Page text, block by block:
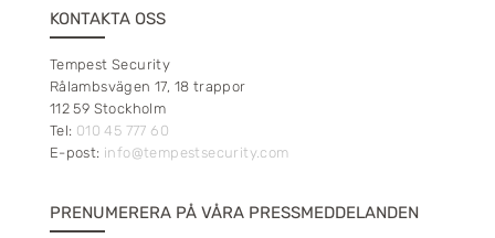
KONTAKTA OSS
Tempest Security
Rålambsvägen 17, 18 trappor
112 59 Stockholm
Tel: 010 45 777 60
E-post: info@tempestsecurity.com
PRENUMERERA PÅ VÅRA PRESSMEDDELANDEN